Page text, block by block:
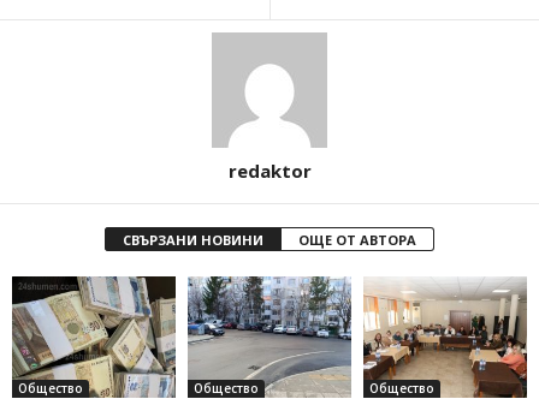
redaktor
СВЪРЗАНИ НОВИНИ ОЩЕ ОТ АВТОРА
Общество Общество Общество